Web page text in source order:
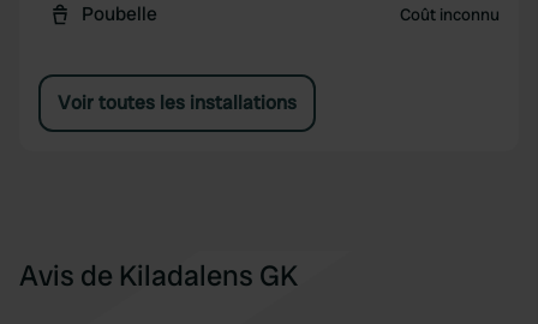
Poubelle Coût inconnu
Voir toutes les installations
Avis de Kiladalens GK